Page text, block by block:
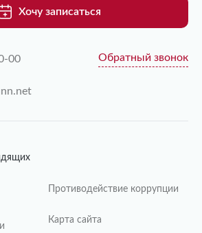
Хочу записаться
00 Обратный звонок
Противодействие коррупции
Карта сайта